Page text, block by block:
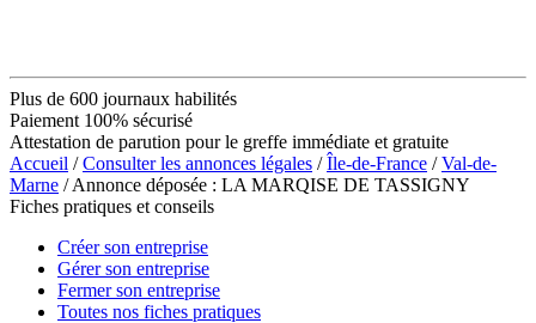
Plus de 600 journaux habilités
Paiement 100% sécurisé
Attestation de parution pour le greffe immédiate et gratuite
Accueil /Consulter les annonces légales /Île-de-France /Val-de-
Marne / Annonce déposée : LA MARQISE DE TASSIGNY
Fiches pratiques et conseils
Créer son entreprise
Gérer son entreprise
Fermer son entreprise
Toutes nos fiches pratiques